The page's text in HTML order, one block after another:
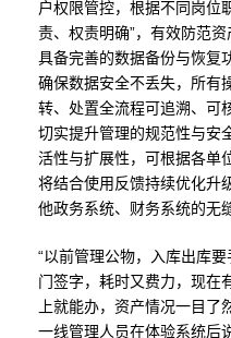
户权限管控，根据不同岗位
责、权责明确”，有效防范
具备完善的数据备份与恢复
确保数据安全不丢失，所有
转、处置全流程可追溯、可
切实提升管理的规范性与安
活性与扩展性，可根据各单
将结合使用反馈持续优化升
他政务系统、财务系统的无
“以前管理公物，入库出库
门签字，耗时又费力，现在
上就能办，资产情况一目了
一线管理人员在体验系统后